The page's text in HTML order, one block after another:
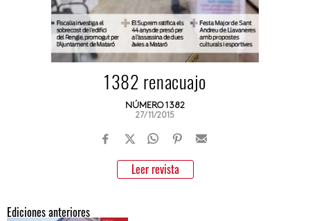
1382 renacuajo
NÚMERO 1382
27/11/2015
Leer revista
Ediciones anteriores